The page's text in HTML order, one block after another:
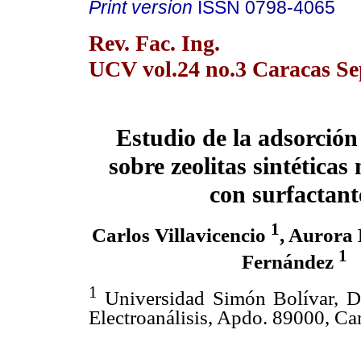
Print version ISSN 0798-4065
Rev. Fac. Ing.
UCV vol.24 no.3 Caracas
Estudio de la
sobre zeolitas sintéticas
con
Carlos Villavicencio 1,
Fernández 1
1 Universidad Simón Bolívar,
Electroanálisis, Apdo. 89000,